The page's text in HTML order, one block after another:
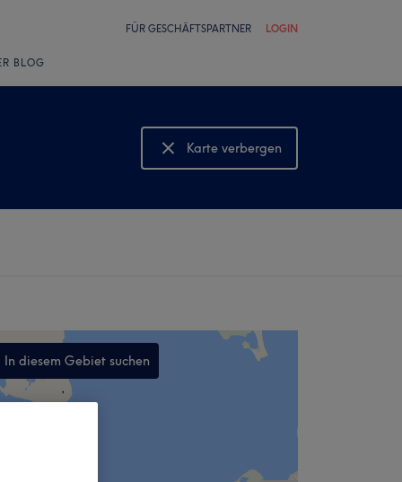
FÜR GESCHÄFTSPARTNER LOGIN
BLOG
Karte verbergen
Karte anzeigen
In diesem Gebiet suchen
,